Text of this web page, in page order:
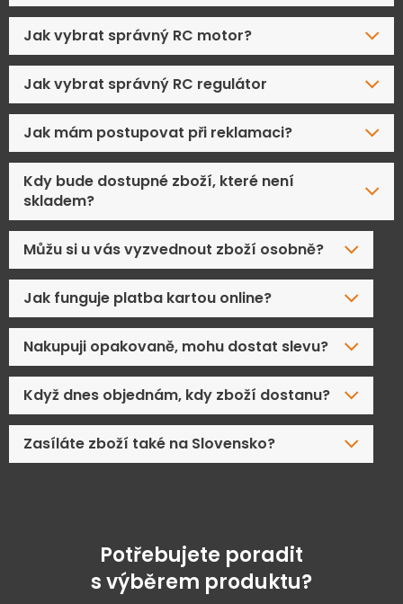
Jak vybrat správný RC motor?
Jak vybrat správný RC regulátor
Jak mám postupovat při reklamaci?
Kdy bude dostupné zboží, které není
skladem?
Můžu si u vás vyzvednout zboží osobně?
Jak funguje platba kartou online?
Nakupuji opakovaně, mohu dostat slevu?
Když dnes objednám, kdy zboží dostanu?
Zasíláte zboží také na Slovensko?
Potřebujete poradit
s výběrem produktu?